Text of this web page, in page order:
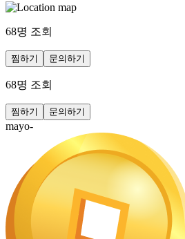
68명 조회
찜하기 문의하기
68명 조회
찜하기 문의하기
mayo-